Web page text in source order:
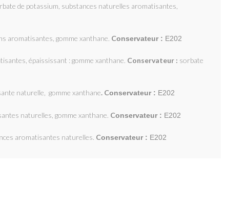
de potassium, substances naturelles aromatisantes,
aromatisantes, gomme xanthane. Conservateur : E202
épaississant : gomme xanthane. Conservateur : sorbate
naturelle, gomme xanthane. Conservateur : E202
naturelles, gomme xanthane. Conservateur : E202
aromatisantes naturelles. Conservateur : E202